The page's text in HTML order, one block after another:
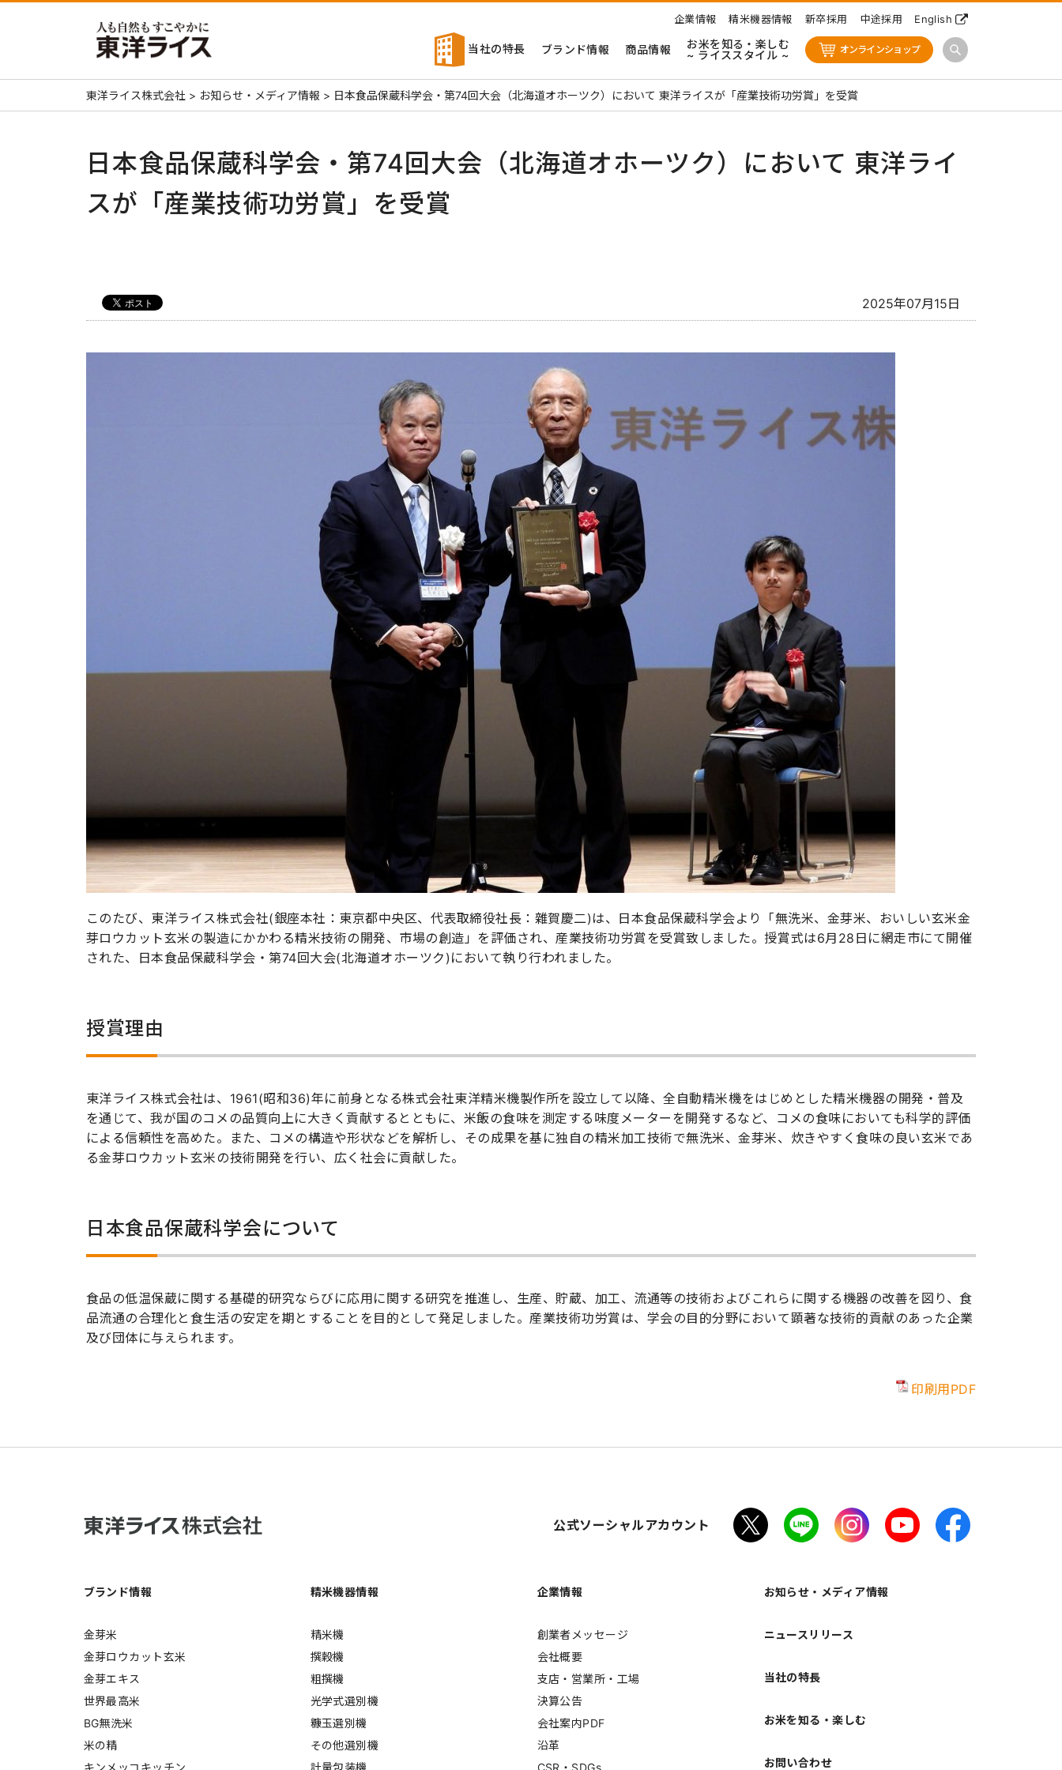
企業情報 精米機器情報 新卒採用 中途採用 English
当社の特長 ブランド情報 商品情報
お米を知る・楽しむ
~ ライススタイル ~
オンラインショップ
東洋ライス株式会社 > お知らせ・メディア情報 > 日本食品保蔵科学会・第74回大会（北海道オホーツク）において 東洋ライスが「産業技術功労賞」を受賞
日本食品保蔵科学会・第74回大会（北海道オホーツク）において 東洋ライ
スが「産業技術功労賞」を受賞
2025年07月15日
このたび、東洋ライス株式会社(銀座本社：東京都中央区、代表取締役社長：雜賀慶二)は、日本食品保蔵科学会より「無洗米、金芽米、おいしい玄米金
芽ロウカット玄米の製造にかかわる精米技術の開発、市場の創造」を評価され、産業技術功労賞を受賞致しました。授賞式は6月28日に網走市にて開催
された、日本食品保蔵科学会・第74回大会(北海道オホーツク)において執り行われました。
授賞理由
東洋ライス株式会社は、1961(昭和36)年に前身となる株式会社東洋精米機製作所を設立して以降、全自動精米機をはじめとした精米機器の開発・普及
を通じて、我が国のコメの品質向上に大きく貢献するとともに、米飯の食味を測定する味度メーターを開発するなど、コメの食味においても科学的評価
による信頼性を高めた。また、コメの構造や形状などを解析し、その成果を基に独自の精米加工技術で無洗米、金芽米、炊きやすく食味の良い玄米であ
る金芽ロウカット玄米の技術開発を行い、広く社会に貢献した。
日本食品保蔵科学会について
食品の低温保蔵に関する基礎的研究ならびに応用に関する研究を推進し、生産、貯蔵、加工、流通等の技術およびこれらに関する機器の改善を図り、食
品流通の合理化と食生活の安定を期とすることを目的として発足しました。産業技術功労賞は、学会の目的分野において顕著な技術的貢献のあった企業
及び団体に与えられます。
印刷用PDF
公式ソーシャルアカウント
ブランド情報
金芽米
金芽ロウカット玄米
金芽エキス
世界最高米
BG無洗米
米の精
精米機器情報
精米機
撰穀機
粗撰機
光学式選別機
糠玉選別機
その他選別機
企業情報
創業者メッセージ
会社概要
支店・営業所・工場
決算公告
会社案内PDF
沿革
お知らせ・メディア情報
ニュースリリース
当社の特長
お米を知る・楽しむ
お問い合わせ